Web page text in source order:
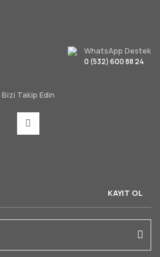
WhatsApp Destek
0 (532) 600 88 24
Bizi Takip Edin
KAYIT OL